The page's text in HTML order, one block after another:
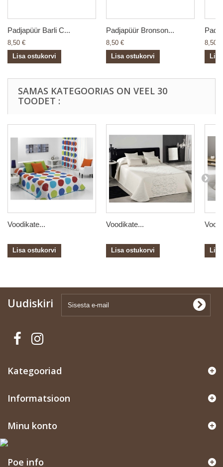
Padjapüür Barli C...
8,50 €
Lisa ostukorvi
Padjapüür Bronson...
8,50 €
Lisa ostukorvi
8,50 €
SAMAS KATEGOORIAS ON VEEL 30
TOODET :
Voodikate...
Lisa ostukorvi
Voodikate...
Lisa ostukorvi
Uudiskiri
Kategooriad
Informatsioon
Minu konto
Poe info